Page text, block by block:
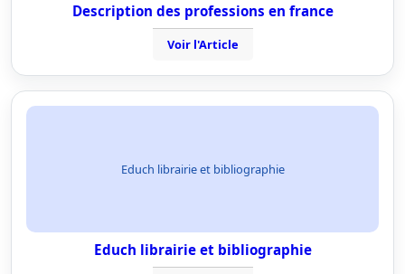
Description des professions en france
Voir l'Article
Educh librairie et bibliographie
Educh librairie et bibliographie